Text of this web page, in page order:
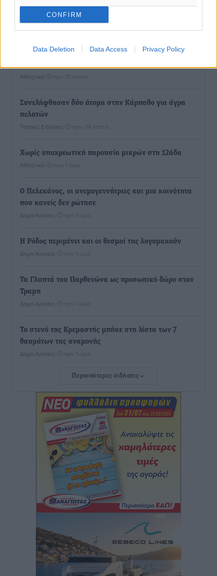
CONFIRM
Data Deletion Data Access Privacy Policy
Ροή ειδήσεων
Γ’ Εθνική Κατηγορία: Οι ημερομηνίες των
Αθλητικά πριν 31 λεπτά
Συνελήφθησαν δύο άτομα στην Κάρπαθο για άγρα
πελατών
Τοπικές Ειδήσεις πριν 56 λεπτά
Χωρίς υποχρεωτική παρουσία μικρών στη 12άδα
Αθλητικά πριν 1 ώρα
Ο Πελεκάνος, οι ανεμογεννήτριες και μια κοινότητα
που κανείς δεν ρώτησε
Δημο-Κρίσεις πριν 1 ώρα
Η Ρόδος περιμένει και οι θεσμοί της λογομαχούν
Δημο-Κρίσεις πριν 1 ώρα
Τα Γλυπτά του Παρθενώνα ως προσωπικό δώρο στον
Τραμπ
Δημο-Κρίσεις πριν 1 ώρα
Το στενό της Κρεμαστής μπήκε στη λίστα των 7
θαυμάτων της αναμονής
Δημο-Κρίσεις πριν 1 ώρα
ΣΕΤΕ: Σημαντική θεσμική εξέλιξη η ΚΥΑ για το ΕΧΠ
για τον τουρισμό
• πριν 2 ώρες
Γ. Χατζημάρκος: “Δύο μεγάλες δεσμεύσεις
Γεωργιάδη” – Κίνητρα για τους γιατρούς των νησιών
και συνεργασία Ρόδου με το Αττικόν για το
Ακτινοθεραπευτικό
Τοπικές Ειδήσεις πριν 2 ώρες
Σούπερ μάρκετ: Διευρύνεται η εθνική πρωτοβουλία
για τις τιμές – Eρχονται νέες συμμετοχές εταιρειών
Ειδήσεις•
Συνελήφθησαν έξι άτομα για ηχορύπανση από
καταστήματα στο Νότιο Αιγαίο
Περισσότερες ειδήσεις